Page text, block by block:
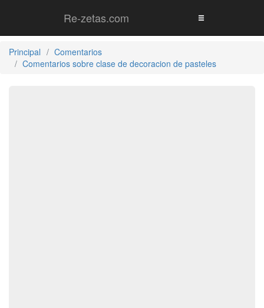
Re-zetas.com
Principal
Comentarios
Comentarios sobre clase de decoracion de pasteles